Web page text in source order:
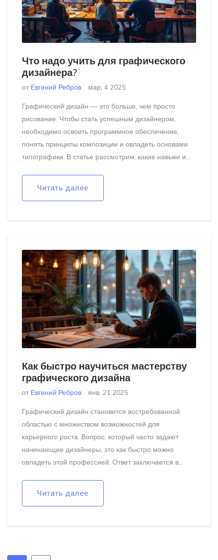
Что надо учить для графического
дизайнера?
от Евгений Ребров мар, 4 2025
Графический дизайн — это больше, чем просто
рисование. Чтобы стать успешным дизайнером,
необходимо освоить программное обеспечение,
понять принципы композиции и овладеть основами
типографики. В статье рассмотрим, какие навыки и
профессионального роста в области графического
Читать далее
Как быстро научиться мастерству
графического дизайна
от Евгений Ребров янв, 21 2025
Графический дизайн становится востребованной
областью с множеством возможностей для
карьерного роста. Вопрос, который часто задают
начинающие дизайнеры, это как быстро можно
овладеть этой профессией. Ответ заключается в
обсудим ключевые аспекты обучения графическому
практики, инструментов и ресурсов, а также как найти
Читать далее